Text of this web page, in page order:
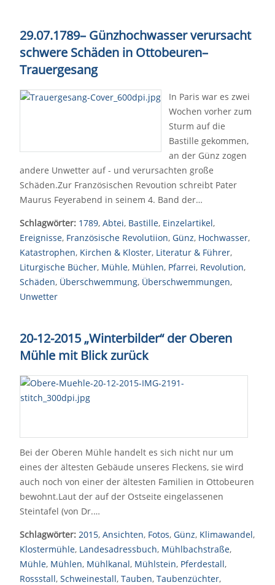
29.07.1789– Günzhochwasser verursacht
schwere Schäden in Ottobeuren–
Trauergesang
In Paris war es zwei
Wochen vorher zum
Sturm auf die
Bastille gekommen,
an der Günz zogen
andere Unwetter auf - und verursachten große
Schäden.Zur Französischen Revoution schreibt Pater
Maurus Feyerabend in seinem 4. Band der…
Schlagwörter: 1789, Abtei, Bastille, Einzelartikel,
Ereignisse, Französische Revolutiion, Günz, Hochwasser,
Katastrophen, Kirchen & Kloster, Literatur & Führer,
Liturgische Bücher, Mühle, Mühlen, Pfarrei, Revolution,
Schäden, Überschwemmung, Überschwemmungen,
Unwetter
20-12-2015 „Winterbilder“ der Oberen
Mühle mit Blick zurück
Bei der Oberen Mühle handelt es sich nicht nur um
eines der ältesten Gebäude unseres Fleckens, sie wird
auch noch von einer der ältesten Familien in Ottobeuren
bewohnt.Laut der auf der Ostseite eingelassenen
Steintafel (von Dr.…
Schlagwörter: 2015, Ansichten, Fotos, Günz, Klimawandel,
Klostermühle, Landesadressbuch, Mühlbachstraße,
Mühle, Mühlen, Mühlkanal, Mühlstein, Pferdestall,
Rossstall, Schweinestall, Tauben, Taubenzüchter,